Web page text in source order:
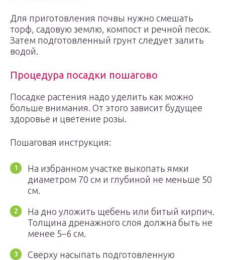
Для приготовления почвы нужно смешать
торф, садовую землю, компост и речной песок.
Затем подготовленный грунт следует залить
водой.
Процедура посадки пошагово
Посадке растения надо уделить как можно
больше внимания. От этого зависит будущее
здоровье и цветение розы.
Пошаговая инструкция:
На избранном участке выкопать ямки
диаметром 70 см и глубиной не меньше 50
см.
На дно уложить щебень или битый кирпич.
Толщина дренажного слоя должна быть не
менее 5–6 см.
Сверху насыпать подготовленную